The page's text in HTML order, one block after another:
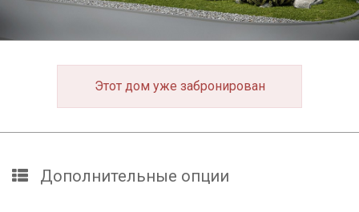
Этот дом уже забронирован
Дополнительные опции